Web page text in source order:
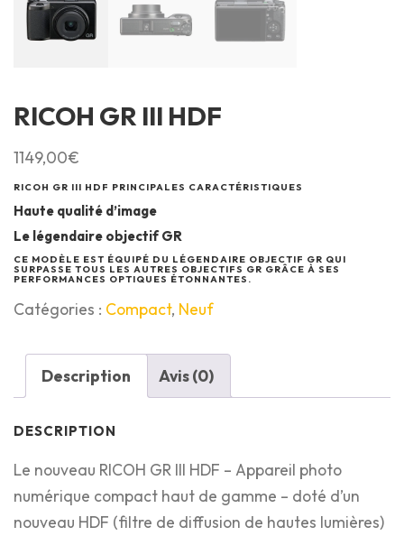
RICOH GR III HDF
1149,00€
RICOH GR III HDF PRINCIPALES CARACTÉRISTIQUES
Haute qualité d’image
Le légendaire objectif GR
CE MODÈLE EST ÉQUIPÉ DU LÉGENDAIRE OBJECTIF GR QUI
SURPASSE TOUS LES AUTRES OBJECTIFS GR GRÂCE À SES
PERFORMANCES OPTIQUES ÉTONNANTES.
Catégories : Compact, Neuf
Description Avis (0)
DESCRIPTION
Le nouveau RICOH GR III HDF – Appareil photo
numérique compact haut de gamme – doté d’un
nouveau HDF (filtre de diffusion de hautes lumières)